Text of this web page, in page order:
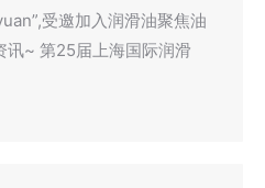
受邀加入润滑油聚焦油
讯~ 第25届上海国际润滑